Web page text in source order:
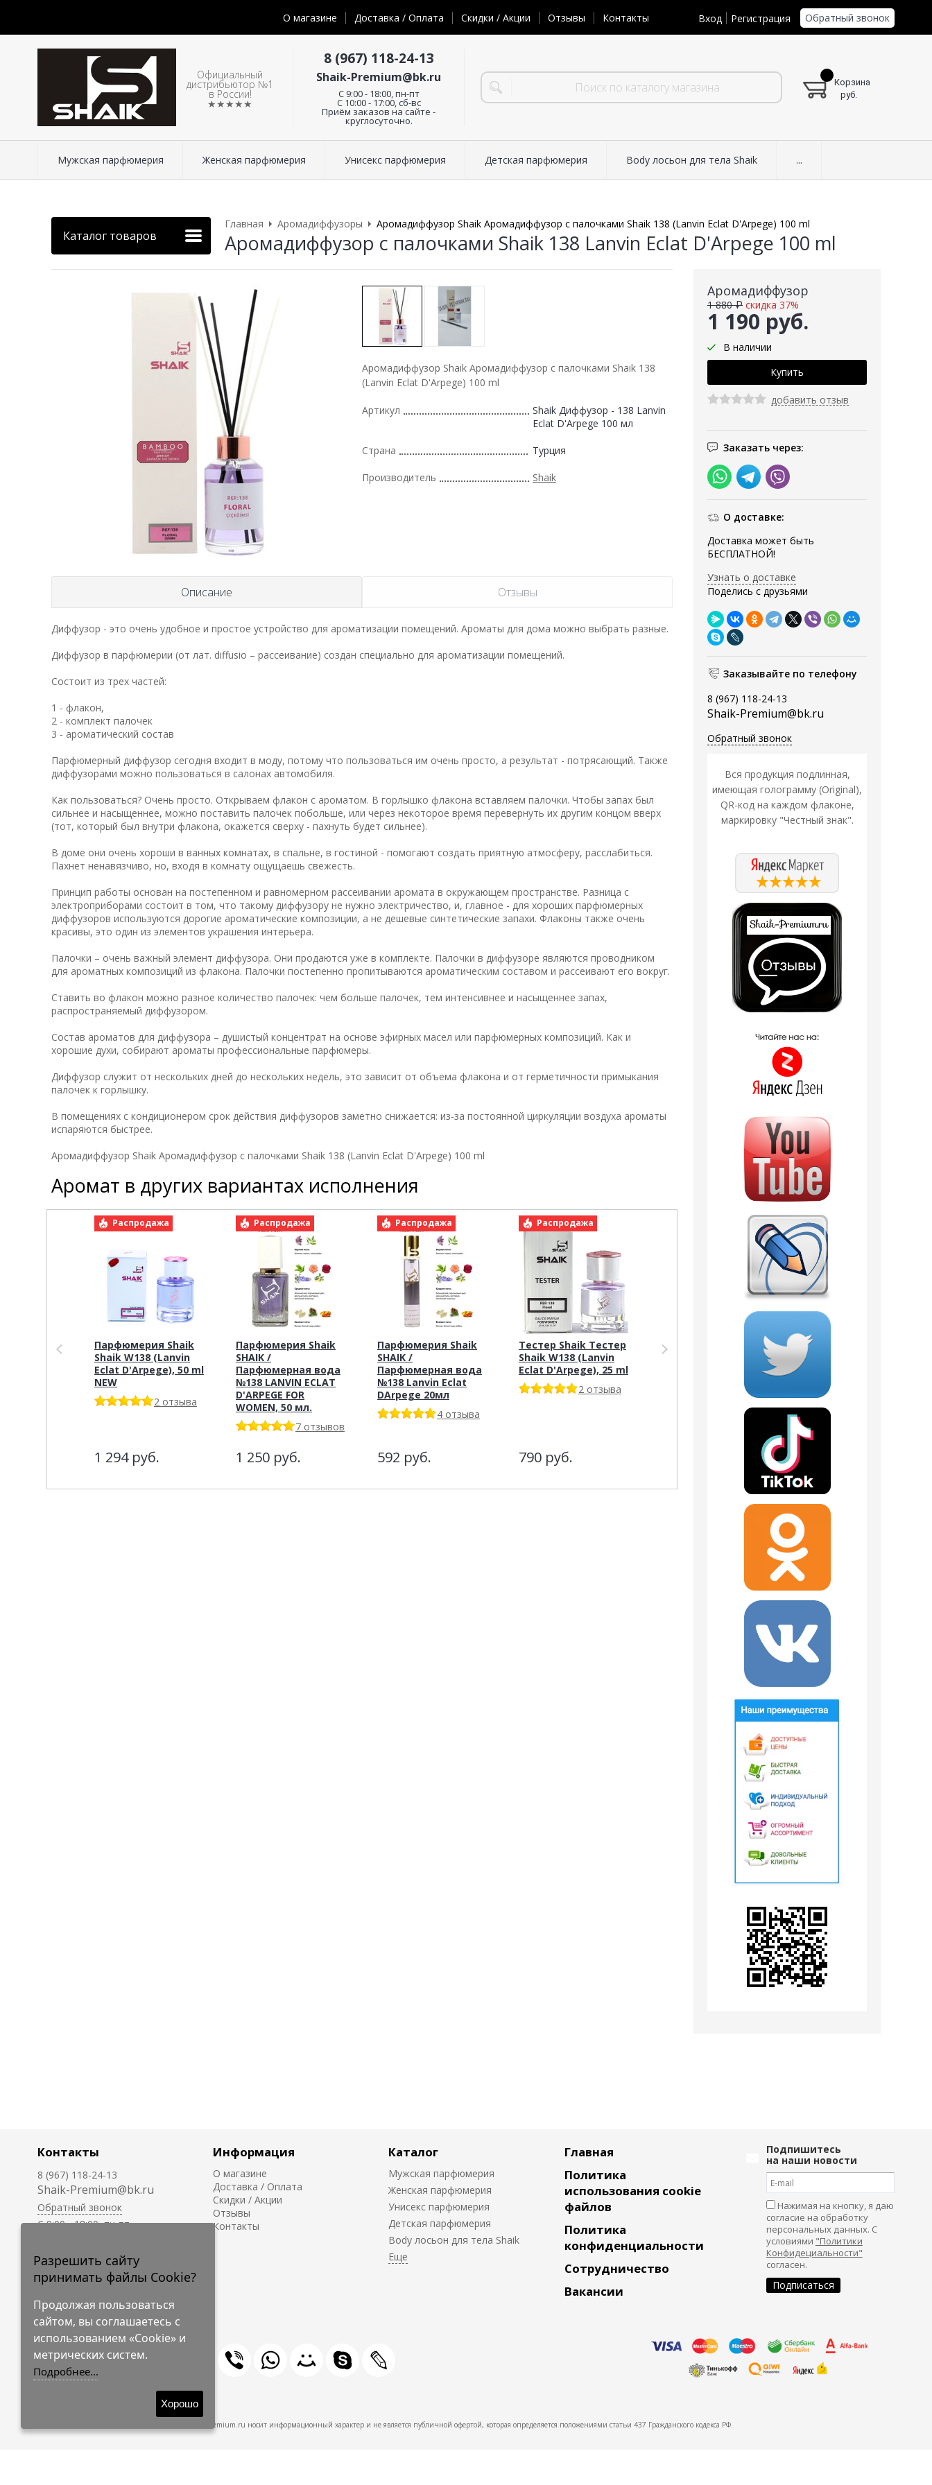
О магазине Доставка / Оплата Скидки / Акции Отзывы Контакты Вход Регистрация Обратный звонок
Официальный
дистрибьютор №1
в России!
★★★★★
8 (967) 118-24-13
Shaik-Premium@bk.ru
C 9:00 - 18:00, пн-пт
С 10:00 - 17:00, сб-вс
Приём заказов на сайте -
круглосуточно.
Корзина
руб.
Мужская парфюмерия Женская парфюмерия Унисекс парфюмерия Детская парфюмерия Body лосьон для тела Shaik ...
Каталог товаров
Главная Аромадиффузоры Аромадиффузор Shaik Аромадиффузор с палочками Shaik 138 (Lanvin Eclat D'Arpege) 100 ml
Аромадиффузор с палочками Shaik 138 Lanvin Eclat D'Arpege 100 ml
Аромадиффузор
1 190 руб.
1 880 ₽ скидка 37%
В наличии
добавить отзыв
Заказать через:
О доставке:
Доставка может быть
БЕСПЛАТНОЙ!
Узнать о доставке
Поделись с друзьями
Заказывайте по телефону
8 (967) 118-24-13
Shaik-Premium@bk.ru
Обратный звонок
Вся продукция подлинная,
имеющая голограмму (Original),
QR-код на каждом флаконе,
маркировку "Честный знак".
Аромадиффузор Shaik Аромадиффузор с палочками Shaik 138
(Lanvin Eclat D'Arpege) 100 ml
Артикул
Shaik Диффузор - 138 Lanvin
Eclat D'Arpege 100 мл
Страна Турция
Производитель Shaik
Описание Отзывы
Диффузор - это очень удобное и простое устройство для ароматизации помещений. Ароматы для дома можно выбрать разные.
Диффузор в парфюмерии (от лат. diffusio – рассеивание) создан специально для ароматизации помещений.
Состоит из трех частей:
1 - флакон,
2 - комплект палочек
3 - ароматический состав
Парфюмерный диффузор сегодня входит в моду, потому что пользоваться им очень просто, а результат - потрясающий. Также
диффузорами можно пользоваться в салонах автомобиля.
Как пользоваться? Очень просто. Открываем флакон с ароматом. В горлышко флакона вставляем палочки. Чтобы запах был
сильнее и насыщеннее, можно поставить палочек побольше, или через некоторое время перевернуть их другим концом вверх
(тот, который был внутри флакона, окажется сверху - пахнуть будет сильнее).
В доме они очень хороши в ванных комнатах, в спальне, в гостиной - помогают создать приятную атмосферу, расслабиться.
Пахнет ненавязчиво, но, входя в комнату ощущаешь свежесть.
Принцип работы основан на постепенном и равномерном рассеивании аромата в окружающем пространстве. Разница с
электроприборами состоит в том, что такому диффузору не нужно электричество, и, главное - для хороших парфюмерных
диффузоров используются дорогие ароматические композиции, а не дешевые синтетические запахи. Флаконы также очень
красивы, это один из элементов украшения интерьера.
Палочки – очень важный элемент диффузора. Они продаются уже в комплекте. Палочки в диффузоре являются проводником
для ароматных композиций из флакона. Палочки постепенно пропитываются ароматическим составом и рассеивают его вокруг.
Ставить во флакон можно разное количество палочек: чем больше палочек, тем интенсивнее и насыщеннее запах,
распространяемый диффузором.
Состав ароматов для диффузора – душистый концентрат на основе эфирных масел или парфюмерных композиций. Как и
хорошие духи, собирают ароматы профессиональные парфюмеры.
Диффузор служит от нескольких дней до нескольких недель, это зависит от объема флакона и от герметичности примыкания
палочек к горлышку.
В помещениях с кондиционером срок действия диффузоров заметно снижается: из-за постоянной циркуляции воздуха ароматы
испаряются быстрее.
Аромадиффузор Shaik Аромадиффузор с палочками Shaik 138 (Lanvin Eclat D'Arpege) 100 ml
Аромат в других вариантах исполнения
Распродажа
Парфюмерия Shaik
Shaik W138 (Lanvin
Eclat D'Arpege), 50 ml
NEW
2 отзыва
1 294 руб.
Распродажа
Парфюмерия Shaik
SHAIK /
Парфюмерная вода
№138 LANVIN ECLAT
D'ARPEGE FOR
WOMEN, 50 мл.
7 отзывов
1 250 руб.
Распродажа
Парфюмерия Shaik
SHAIK /
Парфюмерная вода
№138 Lanvin Eclat
DArpege 20мл
4 отзыва
592 руб.
Распродажа
Тестер Shaik Тестер
Shaik W138 (Lanvin
Eclat D'Arpege), 25 ml
2 отзыва
790 руб.
Парфюмерия Shaik
SHAIK /
Парфюмерная вода
№138 Lanvin Eclat
D'Arpege, 100 мл.
4 отзыва
Распродажа
Дезодорант Shaik
SHAIK /
дезодорант № 138
Lanvin Eclat
D'Arpege, 200 мл.
Контакты
8 (967) 118-24-13
Shaik-Premium@bk.ru
Обратный звонок
C 9:00 - 18:00, пн-пт
круглосуточно.
Информация
О магазине
Доставка / Оплата
Скидки / Акции
Отзывы
Контакты
Каталог
Мужская парфюмерия
Женская парфюмерия
Унисекс парфюмерия
Детская парфюмерия
Body лосьон для тела Shaik
Главная
Политика
использования cookie
файлов
Политика
конфиденциальности
Сотрудничество
Вакансии
Подпишитесь
на наши новости
Нажимая на кнопку, я даю
согласие на обработку
персональных данных. С
условиями "Политики
Конфидециальности"
согласен.
© 2009-2026 Shaik-Premium
Shaik-Premium.ru носит информационный характер и не является публичной офертой, которая определяется положениями статьи 437 Гражданского кодекса РФ.
Разрешить сайту
принимать файлы Cookie?
Продолжая пользоваться
сайтом, вы соглашаетесь с
использованием «Cookie» и
метрических систем.
Подробнее...
Хорошо